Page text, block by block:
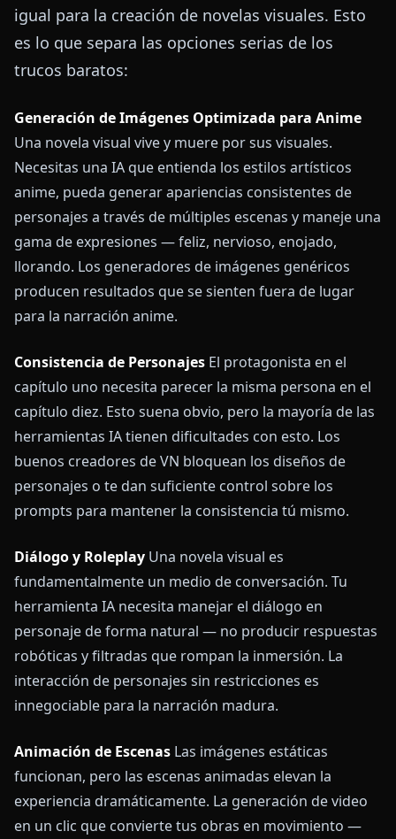
igual para la creación de novelas visuales. Esto
es lo que separa las opciones serias de los
trucos baratos:
Generación de Imágenes Optimizada para Anime
Una novela visual vive y muere por sus visuales.
Necesitas una IA que entienda los estilos artísticos
anime, pueda generar apariencias consistentes de
personajes a través de múltiples escenas y maneje una
gama de expresiones — feliz, nervioso, enojado,
llorando. Los generadores de imágenes genéricos
producen resultados que se sienten fuera de lugar
para la narración anime.
Consistencia de Personajes El protagonista en el
capítulo uno necesita parecer la misma persona en el
capítulo diez. Esto suena obvio, pero la mayoría de las
herramientas IA tienen dificultades con esto. Los
buenos creadores de VN bloquean los diseños de
personajes o te dan suficiente control sobre los
prompts para mantener la consistencia tú mismo.
Diálogo y Roleplay Una novela visual es
fundamentalmente un medio de conversación. Tu
herramienta IA necesita manejar el diálogo en
personaje de forma natural — no producir respuestas
robóticas y filtradas que rompan la inmersión. La
interacción de personajes sin restricciones es
innegociable para la narración madura.
Animación de Escenas Las imágenes estáticas
funcionan, pero las escenas animadas elevan la
experiencia dramáticamente. La generación de video
en un clic que convierte tus obras en movimiento —